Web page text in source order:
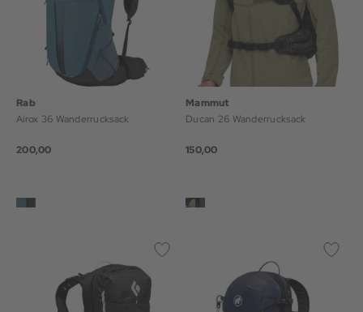
Rab
Airox 36 Wanderrucksack
200,00
Mammut
Ducan 26 Wanderrucksack
150,00